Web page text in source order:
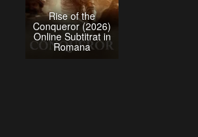
Rise of the
Conqueror (2026)
Online Subtitrat in
Romana